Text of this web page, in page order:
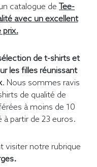
catalogue de Tee-
avec un excellent
prix.
de t-shirts et
les filles réunissant
. Nous sommes ravis
de qualité de
à moins de 10
partir de 23 euros.
visiter notre rubrique